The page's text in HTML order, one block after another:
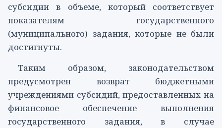
субсидии в объеме, который соответствует
показателям государственного
(муниципального) задания, которые не были
достигнуты.
Таким образом, законодательством
предусмотрен возврат бюджетными
учреждениями субсидий, предоставленных на
финансовое обеспечение выполнения
государственного задания, в случае